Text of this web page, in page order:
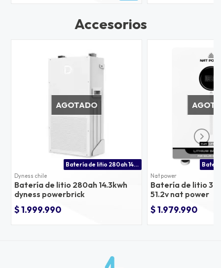
Accesorios
AGOTADO
Batería de litio 280ah 14.3kwh 51.2v para uso residencial y comercial
Dyness chile
Batería de litio 280ah 14.3kwh
dyness powerbrick
$ 1.999.990
Nat power
Batería de litio
51.2v nat power
$ 1.979.990